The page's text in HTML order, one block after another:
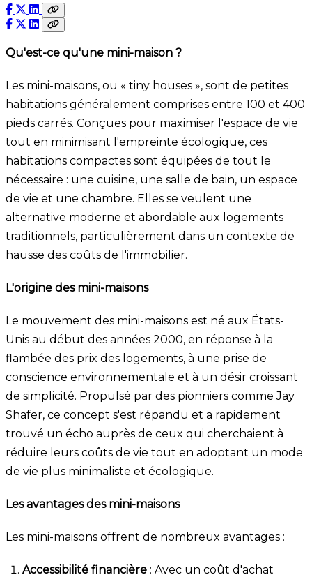
Qu'est-ce qu'une mini-maison ?
Les mini-maisons, ou « tiny houses », sont de petites
habitations généralement comprises entre 100 et 400
pieds carrés. Conçues pour maximiser l'espace de vie
tout en minimisant l'empreinte écologique, ces
habitations compactes sont équipées de tout le
nécessaire : une cuisine, une salle de bain, un espace
de vie et une chambre. Elles se veulent une
alternative moderne et abordable aux logements
traditionnels, particulièrement dans un contexte de
hausse des coûts de l'immobilier.
L'origine des mini-maisons
Le mouvement des mini-maisons est né aux États-
Unis au début des années 2000, en réponse à la
flambée des prix des logements, à une prise de
conscience environnementale et à un désir croissant
de simplicité. Propulsé par des pionniers comme Jay
Shafer, ce concept s'est répandu et a rapidement
trouvé un écho auprès de ceux qui cherchaient à
réduire leurs coûts de vie tout en adoptant un mode
de vie plus minimaliste et écologique.
Les avantages des mini-maisons
Les mini-maisons offrent de nombreux avantages :
Accessibilité financière : Avec un coût d'achat